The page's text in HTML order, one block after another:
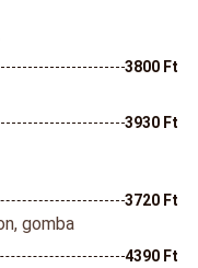
3800 Ft
3930 Ft
3720 Ft
gomba
4390 Ft